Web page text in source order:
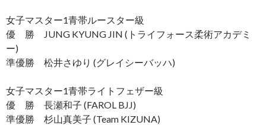
女子マスター1青帯ルースター級
優 勝 JUNG KYUNG JIN (トライフォース柔術アカデミ
ー)
準優勝 松井さゆり (グレイシーバッハ)
女子マスター1青帯ライトフェザー級
優 勝 長瀬和子 (FAROL BJJ)
準優勝 杉山真美子 (Team KIZUNA)